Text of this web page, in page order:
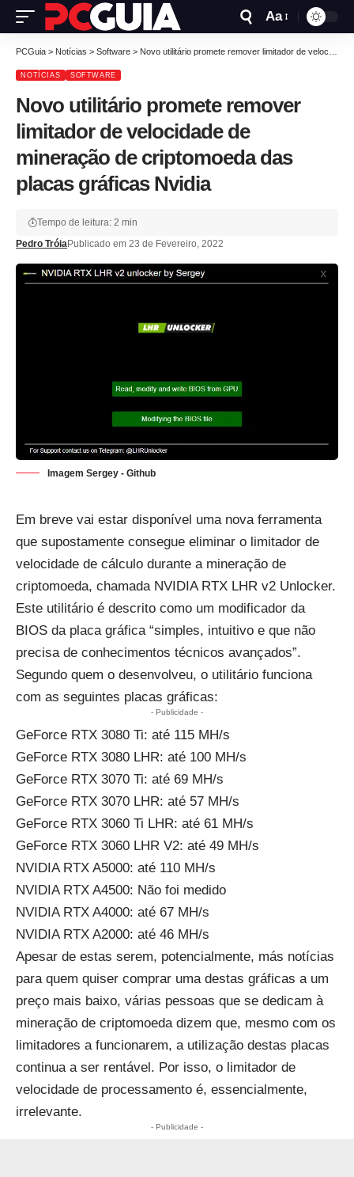
Aa
PCGuia > Notícias > Software > Novo utilitário promete remover limitador de velocidade de mineração de criptomoeda das placas gráficas Nvidia
NOTÍCIAS SOFTWARE
Novo utilitário promete remover
limitador de velocidade de
mineração de criptomoeda das
placas gráficas Nvidia
Pedro TróiaPublicado em 23 de Fevereiro, 2022
Tempo de leitura: 2 min
Imagem Sergey - Github
Em breve vai estar disponível uma nova ferramenta
que supostamente consegue eliminar o limitador de
velocidade de cálculo durante a mineração de
criptomoeda, chamada NVIDIA RTX LHR v2 Unlocker.
Este utilitário é descrito como um modificador da
BIOS da placa gráfica “simples, intuitivo e que não
precisa de conhecimentos técnicos avançados”.
Segundo quem o desenvolveu, o utilitário funciona
com as seguintes placas gráficas:
- Publicidade -
GeForce RTX 3080 Ti: até 115 MH/s
GeForce RTX 3080 LHR: até 100 MH/s
GeForce RTX 3070 Ti: até 69 MH/s
GeForce RTX 3070 LHR: até 57 MH/s
GeForce RTX 3060 Ti LHR: até 61 MH/s
GeForce RTX 3060 LHR V2: até 49 MH/s
NVIDIA RTX A5000: até 110 MH/s
NVIDIA RTX A4500: Não foi medido
NVIDIA RTX A4000: até 67 MH/s
NVIDIA RTX A2000: até 46 MH/s
Apesar de estas serem, potencialmente, más notícias
para quem quiser comprar uma destas gráficas a um
preço mais baixo, várias pessoas que se dedicam à
mineração de criptomoeda dizem que, mesmo com os
limitadores a funcionarem, a utilização destas placas
continua a ser rentável. Por isso, o limitador de
velocidade de processamento é, essencialmente,
irrelevante.
- Publicidade -